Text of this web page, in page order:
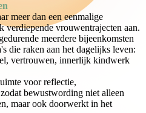
meer dan een eenmalige
vrouwentrajecten aan.
meerdere bijeenkomsten
die raken aan het dagelijks leven:
vertrouwen, innerlijk kindwerk
voor reflectie,
bewustwording niet alleen
maar ook doorwerkt in het